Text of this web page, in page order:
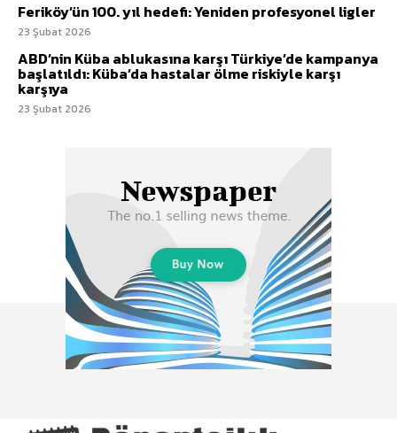
Feriköy’ün 100. yıl hedefi: Yeniden profesyonel ligler
23 Şubat 2026
ABD’nin Küba ablukasına karşı Türkiye’de kampanya
başlatıldı: Küba’da hastalar ölme riskiyle karşı
karşıya
23 Şubat 2026